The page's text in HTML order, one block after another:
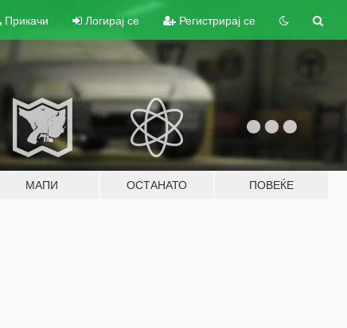
Прикачи Логирај се Регистрирај се
МАПИ ОСТАНАТО ПОВЕЌЕ